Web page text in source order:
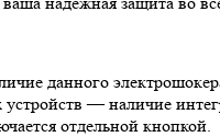
данного
— наличие
отдельной кнопкой.